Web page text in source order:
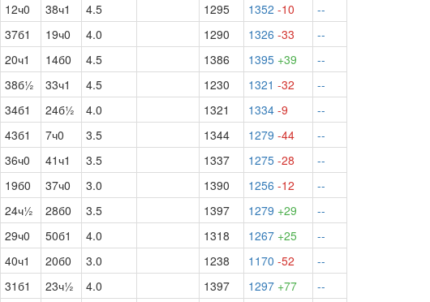
12ч0 38ч1 4.5 1295 1352 -10
--
37б1 19ч0 4.0 1290 1326 -33
--
20ч1 14б0 4.5 1386 1395 +39
--
38б½ 33ч1 4.5 1230 1321 -32
--
34б1 24б½ 4.0 1321 1334 -9
--
43б1 7ч0 3.5 1344 1279 -44
--
36ч0 41ч1 3.5 1337 1275 -28
--
19б0 37ч0 3.0 1390 1256 -12
--
24ч½ 28б0 3.5 1397 1279 +29
--
29ч0 50б1 4.0 1318 1267 +25
--
40ч1 20б0 3.0 1238 1170 -52
--
31б1 23ч½ 4.0 1397 1297 +77
--